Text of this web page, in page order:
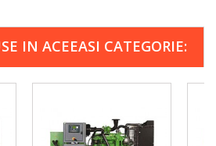
IN ACEEASI CATEGORIE: